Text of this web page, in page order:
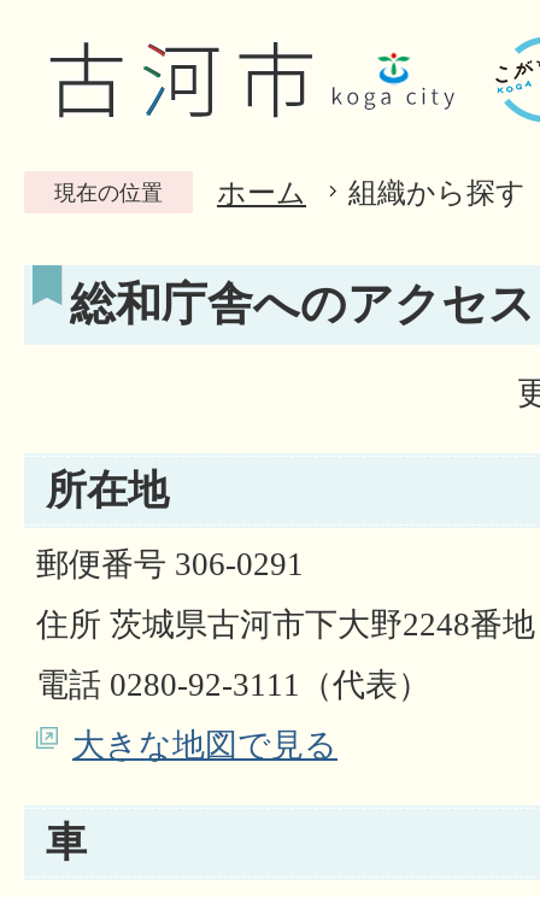
現在の位置 ホーム 組織から探す
総和庁舎へのアクセス
所在地
郵便番号 306-0291
住所 茨城県古河市下大野2248番地
電話 0280-92-3111（代表）
大きな地図で見る
車